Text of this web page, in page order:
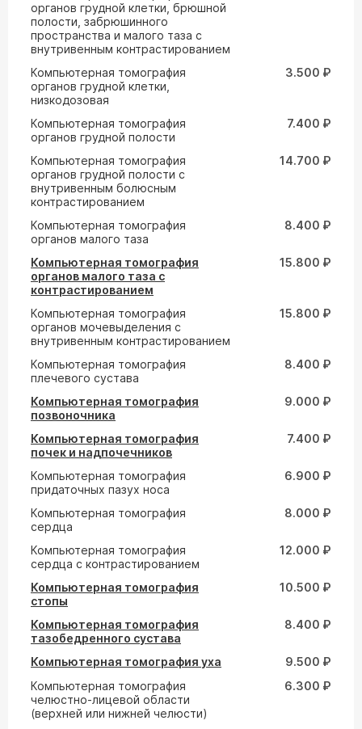
органов грудной клетки, брюшной
полости, забрюшинного
пространства и малого таза с
внутривенным контрастированием
Компьютерная томография
органов грудной клетки,
низкодозовая
3.500 ₽
Компьютерная томография
органов грудной полости
7.400 ₽
Компьютерная томография
органов грудной полости с
внутривенным болюсным
контрастированием
14.700 ₽
Компьютерная томография
органов малого таза
8.400 ₽
Компьютерная томография
органов малого таза с
контрастированием
15.800 ₽
Компьютерная томография
органов мочевыделения с
внутривенным контрастированием
15.800 ₽
Компьютерная томография
плечевого сустава
8.400 ₽
Компьютерная томография
позвоночника
9.000 ₽
Компьютерная томография
почек и надпочечников
7.400 ₽
Компьютерная томография
придаточных пазух носа
6.900 ₽
Компьютерная томография
сердца
8.000 ₽
Компьютерная томография
сердца с контрастированием
12.000 ₽
Компьютерная томография
стопы
10.500 ₽
Компьютерная томография
тазобедренного сустава
8.400 ₽
Компьютерная томография уха
9.500 ₽
Компьютерная томография
челюстно-лицевой области
(верхней или нижней челюсти)
6.300 ₽